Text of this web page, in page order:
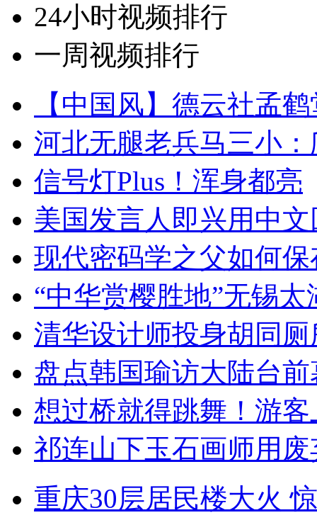
24小时视频排行
一周视频排行
【中国风】德云社孟
河北无腿老兵马三小
信号灯Plus！浑身都亮
美国发言人即兴用中
现代密码学之父如何
“中华赏樱胜地”无锡
清华设计师投身胡同
盘点韩国瑜访大陆台
想过桥就得跳舞！游客
祁连山下玉石画师用
重庆30层居民楼大火